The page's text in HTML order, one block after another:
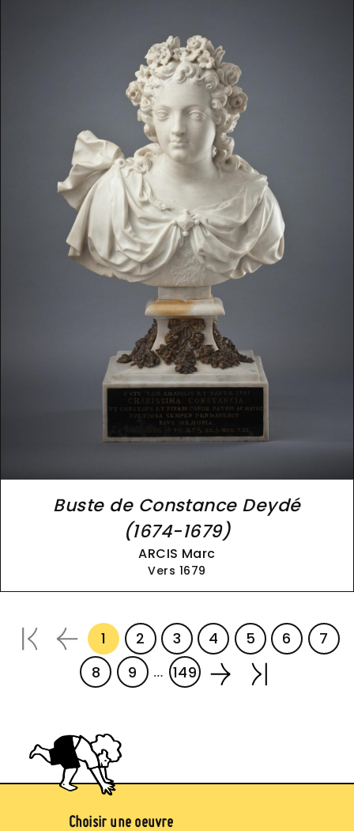
Buste de Constance Deydé
(1674-1679)
ARCIS Marc
Vers 1679
Pagination
Page courante
1 Page
2 Page
3 Page
4 Page
5 Page
6 7
Page
8 Page
9 … 149
Pied de page (jaune)
Choisir une oeuvre